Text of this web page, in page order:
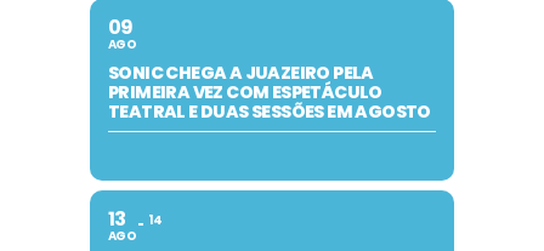
09
AGO
SONIC CHEGA A JUAZEIRO PELA
PRIMEIRA VEZ COM ESPETÁCULO
TEATRAL E DUAS SESSÕES EM AGOSTO
13
AGO
14